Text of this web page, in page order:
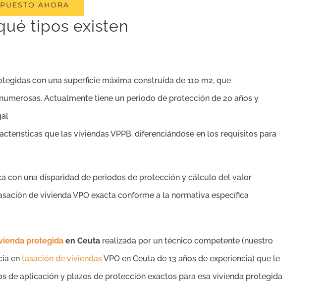
AHORA
tipos existen
con una superficie máxima construida de 110 m2, que
Actualmente tiene un periodo de protección de 20 años y
que las viviendas VPPB, diferenciándose en los requisitos para
con una disparidad de periodos de protección y cálculo del valor
de vivienda VPO exacta conforme a la normativa específica
protegida en Ceuta realizada por un técnico competente (nuestro
en tasación de viviendasVPO en Ceuta de 13 años de experiencia) que le
de aplicación y plazos de protección exactos para esa vivienda protegida